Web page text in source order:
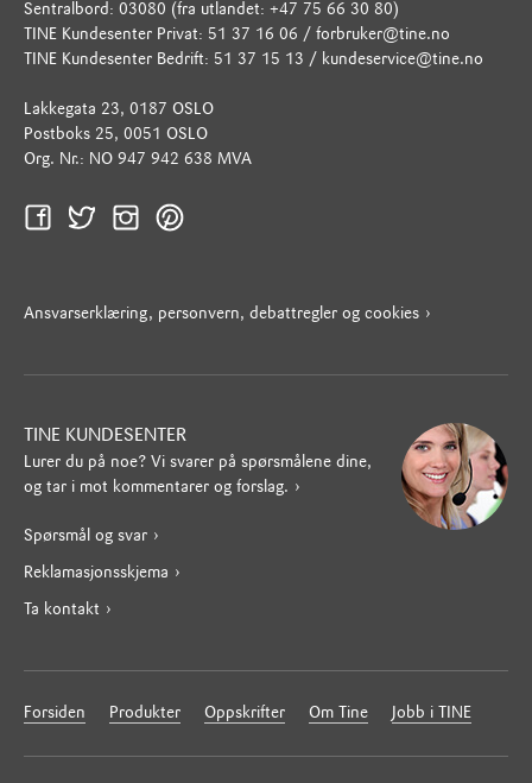
Sentralbord: 03080 (fra utlandet: +47 75 66 30 80)
TINE Kundesenter Privat: 51 37 16 06 / forbruker@tine.no
TINE Kundesenter Bedrift: 51 37 15 13 / kundeservice@tine.no
Lakkegata 23, 0187 OSLO
Postboks 25, 0051 OSLO
Org. Nr.: NO 947 942 638 MVA
FacebookTwitterInstagram
Ansvarserklæring, personvern, debattregler og cookies
TINE KUNDESENTER
Lurer du på noe? Vi svarer på spørsmålene dine,
og tar i mot kommentarer og forslag.
Spørsmål og svar
Reklamasjonsskjema
Ta kontakt
Forsiden Produkter Oppskrifter Om Tine Jobb i TINE